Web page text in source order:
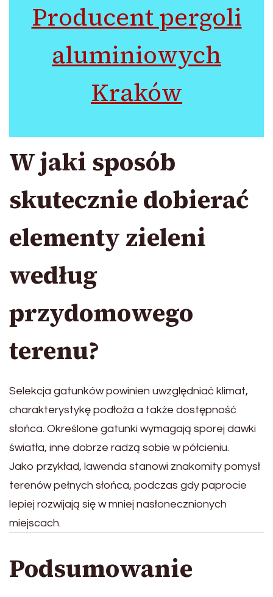
Producent pergoli
aluminiowych
Kraków
W jaki sposób
skutecznie dobierać
elementy zieleni
według
przydomowego
terenu?
Selekcja gatunków powinien uwzględniać klimat,
charakterystykę podłoża a także dostępność
słońca. Określone gatunki wymagają sporej dawki
światła, inne dobrze radzą sobie w półcieniu.
Jako przykład, lawenda stanowi znakomity pomysł
terenów pełnych słońca, podczas gdy paprocie
lepiej rozwijają się w mniej nasłonecznionych
miejscach.
Podsumowanie